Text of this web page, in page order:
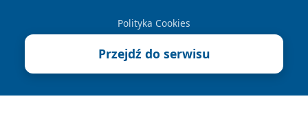
Polityka Cookies
Przejdź do serwisu